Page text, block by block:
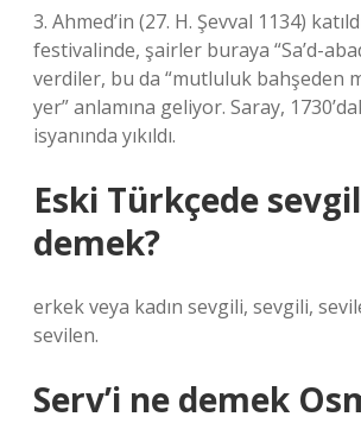
3. Ahmed’in (27. H. Şevval 1134)
festivalinde, şairler buraya “Sa’d-
verdiler, bu da “mutluluk bahşeden
yer” anlamına geliyor. Saray,
isyanında yıkıldı.
Eski Türkçede
demek?
erkek veya kadın sevgili, sevgili,
sevilen.
Serv’i ne demek